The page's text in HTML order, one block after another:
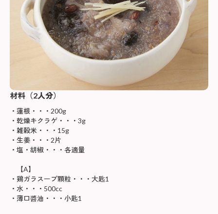
材料（2人分）
蓮根・・・200g
乾燥キクラゲ・・・3g
雑穀米・・・15g
生姜・・・2片
塩・胡椒・・・各適量
【A】
鶏ガラスープ顆粒・・・大匙1
水・・・500cc
薄口醬油・・・小匙1